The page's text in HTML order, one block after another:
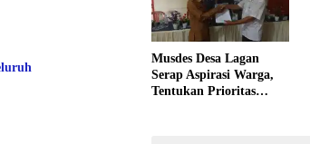
Musdes Desa Lagan
Serap Aspirasi Warga,
Tentukan Prioritas